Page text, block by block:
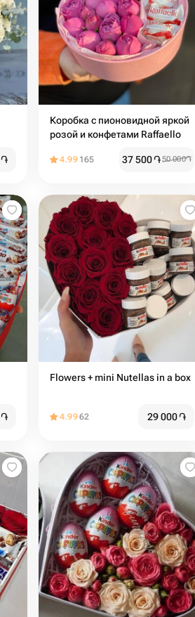
֏
Коробка с пионовидной яркой
розой и конфетами Raffaello
4.99 165 37 500֏50 000֏
֏
Flowers + mini Nutellas in a box
4.9962 29 000֏